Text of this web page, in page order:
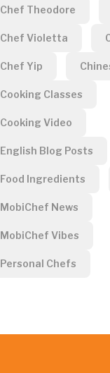
Chef Theodore
Chef Violetta
Chef Yip
Cooking Classes
Cooking Video
English Blog Posts
Food Ingredients
MobiChef News
MobiChef Vibes
Personal Chefs